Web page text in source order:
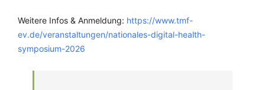
Weitere Infos & Anmeldung: https://www.tmf-
ev.de/veranstaltungen/nationales-digital-health-
symposium-2026